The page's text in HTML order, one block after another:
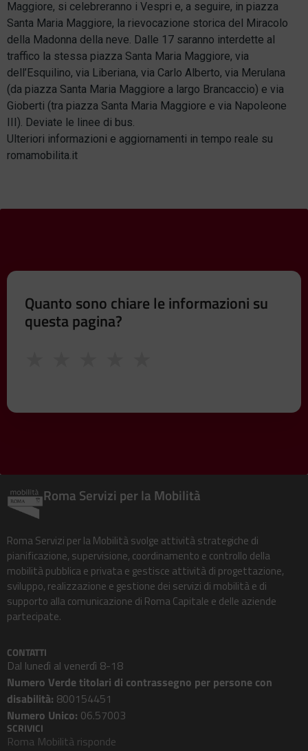
Maggiore, si celebreranno i Vespri e, a seguire, in piazza
Santa Maria Maggiore, la rievocazione storica del Miracolo
della Madonna della neve. Dalle 17 saranno interdette al
traffico la stessa piazza Santa Maria Maggiore, via
dell’Esquilino, via Liberiana, via Carlo Alberto, via Merulana
(da piazza Santa Maria Maggiore a largo Brancaccio) e via
Gioberti (tra piazza Santa Maria Maggiore e via Napoleone
III). Deviate le linee di bus.
Ulteriori informazioni e aggiornamenti in tempo reale su
romamobilita.it
Quanto sono chiare le informazioni su
questa pagina?
Roma Servizi per la Mobilità
Roma Servizi per la Mobilità svolge attività strategiche di
pianificazione, supervisione, coordinamento e controllo della
mobilità pubblica e privata e gestisce attività di progettazione,
sviluppo, realizzazione e gestione dei servizi di mobilità e di
supporto alla comunicazione di Roma Capitale e delle aziende
partecipate.
CONTATTI
Dal lunedì al venerdì 8-18
Numero Verde titolari di contrassegno per persone con
disabilità: 800154451
Numero Unico: 06.57003
SCRIVICI
Roma Mobilità risponde